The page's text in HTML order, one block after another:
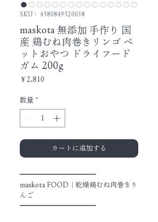
SKU： 4580849520038
maskota 無添加 手作り 国
産 鶏むね肉巻きリンゴ ペ
ットおやつ ドライフード
ガム 200g
￥2,810
数量 *
カートに追加する
━━━━━━━━━━━
maskota FOOD｜乾燥鶏むね肉巻きり
んご
━━━━━━━━━━━